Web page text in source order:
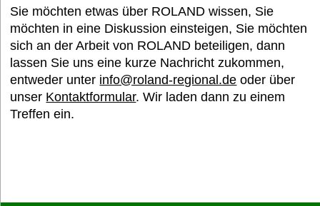
Interessantes
Medien
Sie möchten etwas über ROLAND wissen, Sie
möchten in eine Diskussion einsteigen, Sie möchten
sich an der Arbeit von ROLAND beteiligen, dann
lassen Sie uns eine kurze Nachricht zukommen,
entweder unter info@roland-regional.de oder über
unser Kontaktformular. Wir laden dann zu einem
Treffen ein.